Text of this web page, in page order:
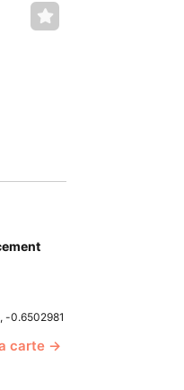
-0.6502981
carte →